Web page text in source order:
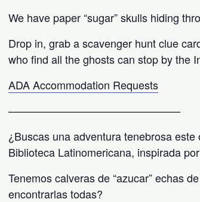
We have paper “sugar” skulls hiding
Drop in, grab a scavenger hunt clue
who find all the ghosts can stop by the
ADA Accommodation Requests
————————————————
¿Buscas una adventura tenebrosa
Biblioteca Latinomericana, inspirada
Tenemos calveras de “azucar” echas
encontrarlas todas?